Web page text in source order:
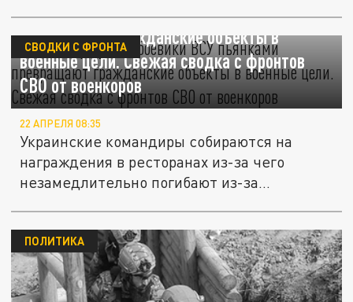
Владимир Путин: боевики ВСУ пьянками
превращают гражданские объекты в
военные цели. Свежая сводка с фронтов
СВО от военкоров
СВОДКИ С ФРОНТА
22 АПРЕЛЯ 08:35
Украинские командиры собираются на
награждения в ресторанах из-за чего
незамедлительно погибают из-за
ПОЛИТИКА